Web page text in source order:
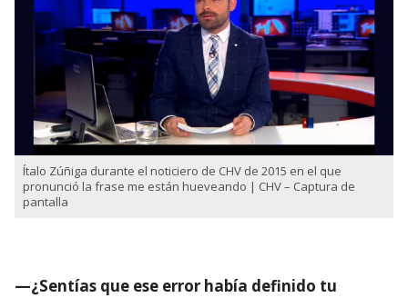
Ítalo Zúñiga durante el noticiero de CHV de 2015 en el que
pronunció la frase me están hueveando | CHV – Captura de
pantalla
—¿Sentías que ese error había definido tu